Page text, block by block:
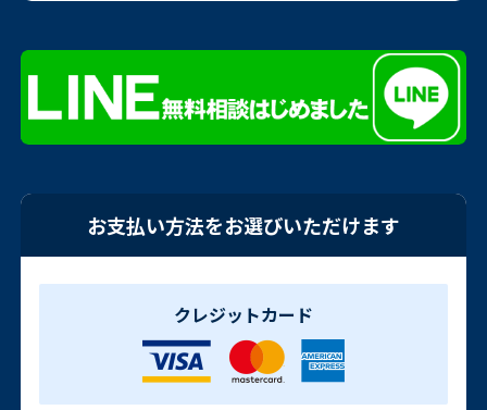
お支払い方法をお選びいただけます
クレジットカード